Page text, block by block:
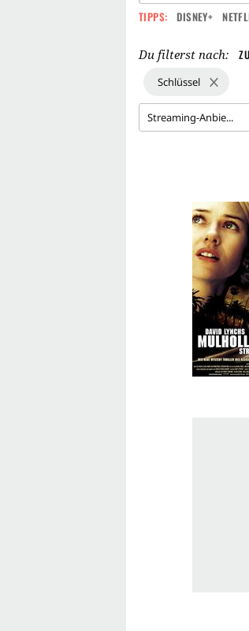
TIPPS: DISNEY+
Du filterst nach:
Schlüssel
Streaming-Anbie...